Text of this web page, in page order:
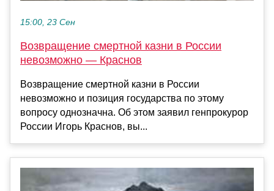
15:00, 23 Сен
Возвращение смертной казни в России
невозможно — Краснов
Возвращение смертной казни в России
невозможно и позиция государства по этому
вопросу однозначна. Об этом заявил генпрокурор
России Игорь Краснов, вы...